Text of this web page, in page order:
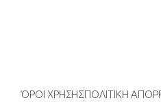
ΌΡΟΙ ΧΡΗΣΗΣΠΟΛΙΤΙΚΗ